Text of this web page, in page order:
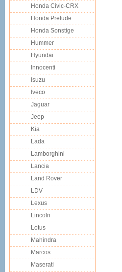
Honda Civic-CRX
Honda Prelude
Honda Sonstige
Hummer
Hyundai
Innocenti
Isuzu
Iveco
Jaguar
Jeep
Kia
Lada
Lamborghini
Lancia
Land Rover
LDV
Lexus
Lincoln
Lotus
Mahindra
Marcos
Maserati